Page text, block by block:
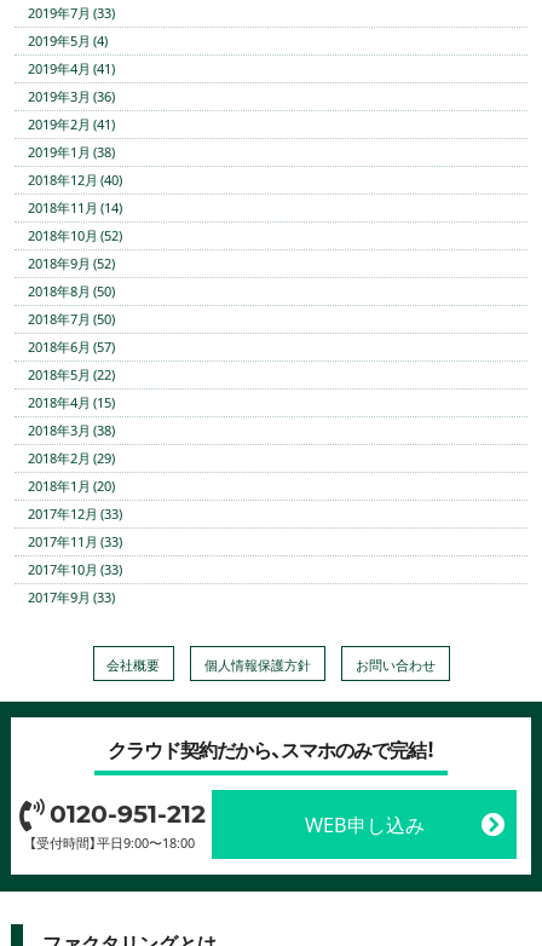
2019年7月 (33)
2019年5月 (4)
2019年4月 (41)
2019年3月 (36)
2019年2月 (41)
2019年1月 (38)
2018年12月 (40)
2018年11月 (14)
2018年10月 (52)
2018年9月 (52)
2018年8月 (50)
2018年7月 (50)
2018年6月 (57)
2018年5月 (22)
2018年4月 (15)
2018年3月 (38)
2018年2月 (29)
2018年1月 (20)
2017年12月 (33)
2017年11月 (33)
2017年10月 (33)
2017年9月 (33)
会社概要 個人情報保護方針 お問い合わせ
クラウド契約だから、スマホのみで完結！
0120-951-212
【受付時間】平日9:00〜18:00
WEB申し込み